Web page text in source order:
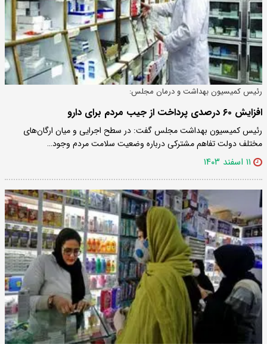
رئیس کمیسیون بهداشت و درمان مجلس:
افزایش ۶۰ درصدی پرداخت از جیب مردم برای دارو
رئیس کمیسیون بهداشت مجلس گفت: در سطح اجرایی و میان ارگان‌های
مختلف دولت تفاهم مشترکی درباره وضعیت سلامت مردم وجود…
۱۱ اسفند ۱۴۰۳